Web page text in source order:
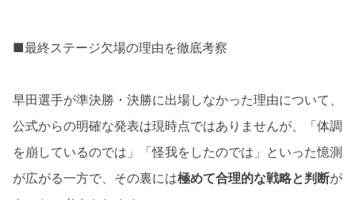
■最終ステージ欠場の理由を徹底考察
早田選手が準決勝・決勝に出場しなかった理由について、
公式からの明確な発表は現時点ではありませんが、「体調
を崩しているのでは」「怪我をしたのでは」といった憶測
が広がる一方で、その裏には極めて合理的な戦略と判断が